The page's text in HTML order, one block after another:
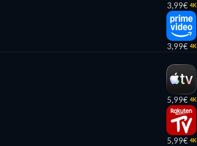
3,99€ 4K
3,99€ 4K
5,99€ 4K
5,99€ 4K